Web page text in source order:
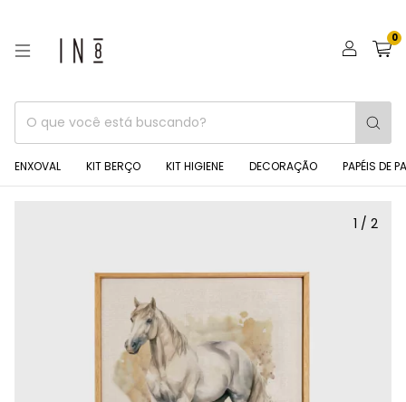
0
ENXOVAL KIT BERÇO KIT HIGIENE DECORAÇÃO PAPÉIS DE
1 / 2